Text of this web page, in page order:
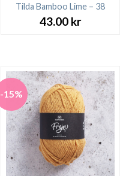
Tilda Bamboo Lime – 38
43.00 kr
-15%